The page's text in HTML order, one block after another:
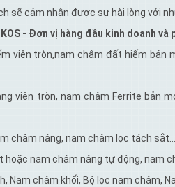
sẽ cảm nhận được sự hài lòng với
- Đơn vị hàng đầu kinh doanh và
viên tròn,nam châm đất hiếm bản
viên tròn, nam châm Ferrite bản
châm nâng, nam châm lọc tách sắt…
nam châm nâng tự động, nam
Nam châm khối, Bộ lọc nam châm,